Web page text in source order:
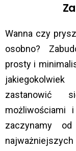
Wanna czy
osobno?
prosty i
zastanowić
możliwościami
zaczynamy